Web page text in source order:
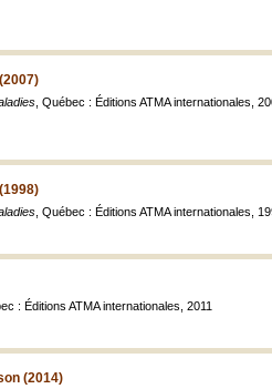
, Québec : Éditions ATMA internationales,
, Québec : Éditions ATMA internationales,
: Éditions ATMA internationales, 2011
(2014)